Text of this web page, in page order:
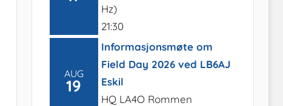
Hz)
21:30
AUG
19
Informasjonsmøte om
Field Day 2026 ved LB6AJ
Eskil
HQ LA4O Rommen